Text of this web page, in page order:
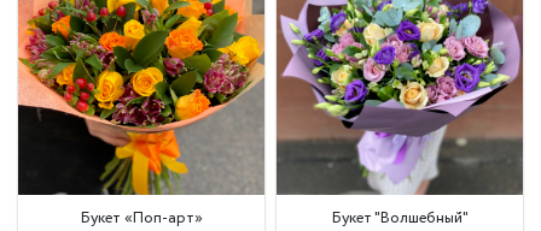
Букет «Поп-арт» Букет "Волшебный"